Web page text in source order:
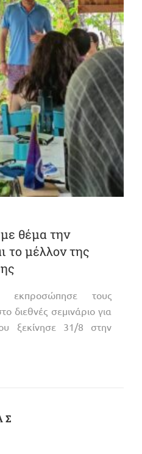
θέμα την
το μέλλον της
τους
διεθνές σεμινάριο για
ξεκίνησε 31/8 στην